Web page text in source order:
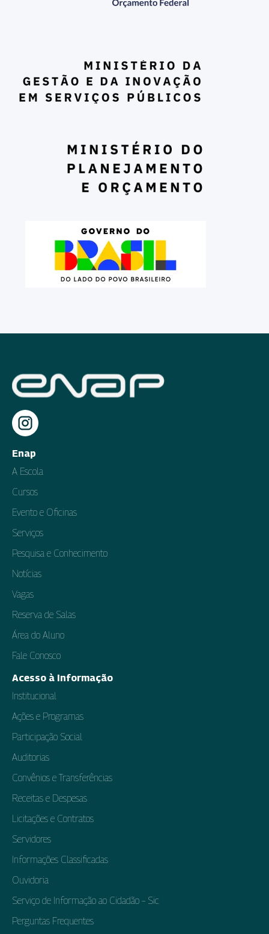
Enap
A Escola
Cursos
Evento e Oficinas
Serviços
Pesquisa e Conhecimento
Notícias
Vagas
Reserva de Salas
Área do Aluno
Fale Conosco
Acesso à Informação
Institucional
Ações e Programas
Participação Social
Auditorias
Convênios e Transferências
Receitas e Despesas
Licitações e Contratos
Servidores
Informações Classificadas
Ouvidoria
Serviço de Informação ao Cidadão – Sic
Perguntas Frequentes